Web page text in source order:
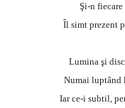
Şi-n
Îl simt prezent
Lumina şi
Numai luptând
Iar ce-i subtil,